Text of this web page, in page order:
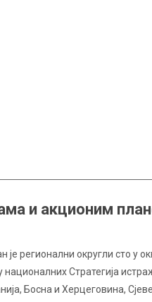
и акционим
регионални округли сто у
Стратегија
Босна и Херцеговина,